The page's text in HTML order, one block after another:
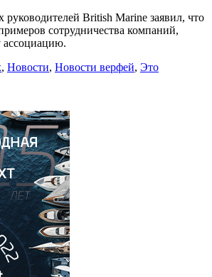
руководителей British Marine заявил, что
сотрудничества компаний,
ассоциацию.
, Новости, Новости верфей, Это